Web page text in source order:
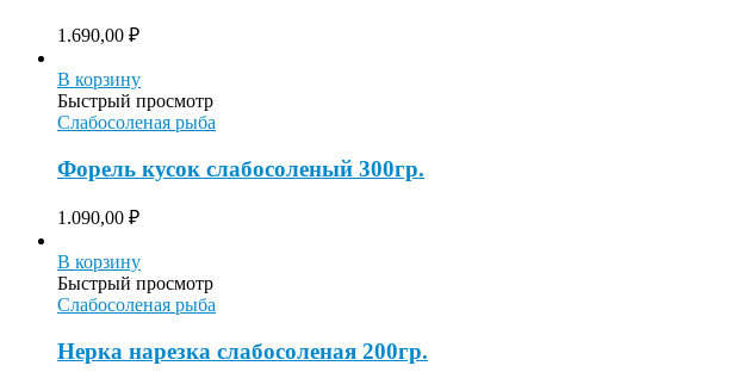
1.690,00 ₽
В корзину
Быстрый просмотр
Слабосоленая рыба
Форель кусок слабосоленый 300гр.
1.090,00 ₽
В корзину
Быстрый просмотр
Слабосоленая рыба
Нерка нарезка слабосоленая 200гр.